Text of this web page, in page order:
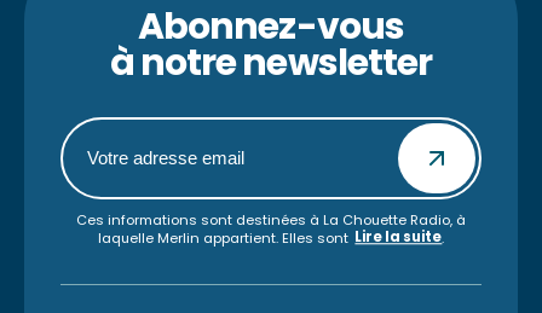
Abonnez-vous
à notre newsletter
Ces informations sont destinées à La Chouette Radio, à
laquelle Merlin appartient. Elles sont Lire la suite.